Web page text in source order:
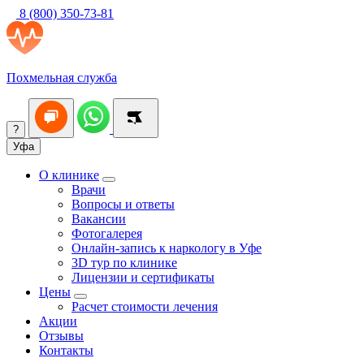
8 (800) 350-73-81
Похмельная служба
?
Уфа
О клинике
Врачи
Вопросы и ответы
Вакансии
Фотогалерея
Онлайн-запись к наркологу в Уфе
3D тур по клинике
Лицензии и сертификаты
Цены
Расчет стоимости лечения
Акции
Отзывы
Контакты